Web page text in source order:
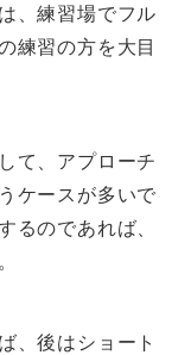
、練習場でフル
練習の方を大目
て、アプローチ
ケースが多いで
るのであれば、
、後はショート